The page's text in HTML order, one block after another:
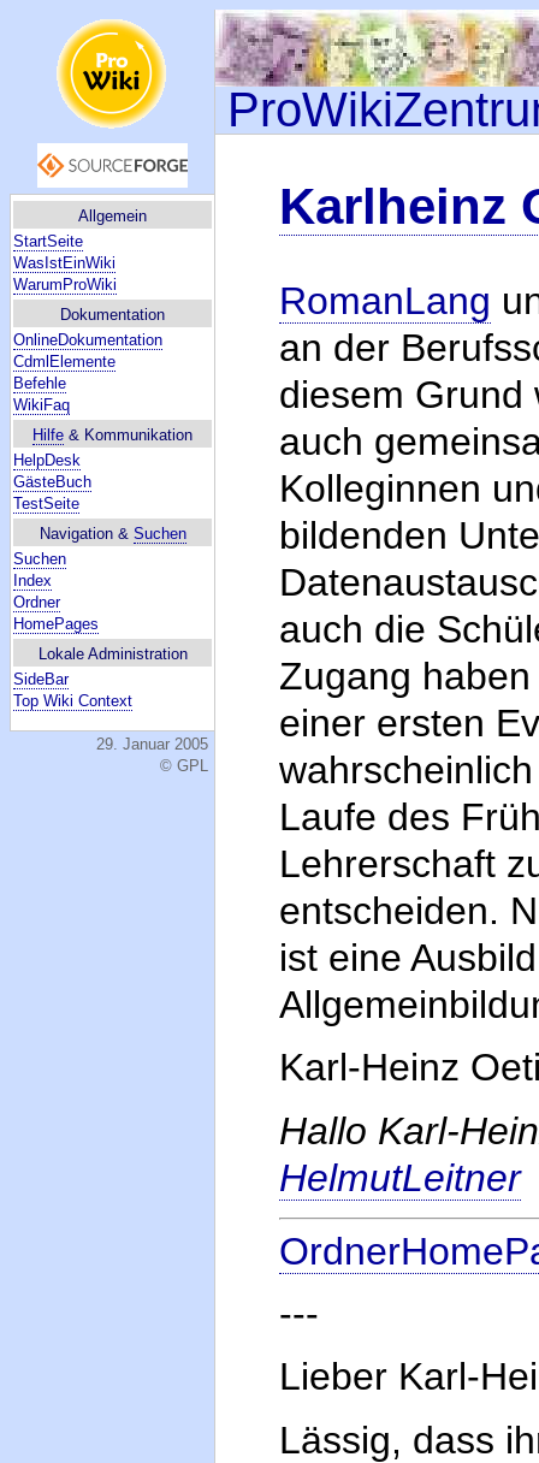
Allgemein
StartSeite
WasIstEinWiki
WarumProWiki
Dokumentation
OnlineDokumentation
CdmlElemente
Befehle
WikiFaq
Hilfe & Kommunikation
HelpDesk
GästeBuch
TestSeite
Navigation & Suchen
Suchen
Index
Ordner
HomePages
Lokale Administration
SideBar
Top Wiki Context
29. Januar 2005
© GPL
Karlheinz
RomanLang
an der
diesem Grund
auch
Kolleginnen
bildenden
auch die
Zugang
einer ersten
Laufe des
Lehrerschaft
entscheiden.
ist eine
Karl-Heinz
Hallo Karl-
HelmutLeitner
---
Lieber Karl-
Lässig, dass